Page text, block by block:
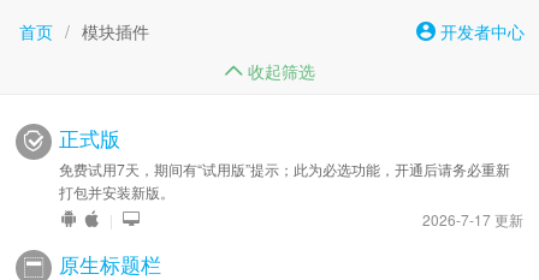
首页 / 模块插件
开发者中心
收起筛选
正式版
免费试用7天，期间有“试用版”提示；此为必选功能，开通后请务必重新
打包并安装新版。
|
2026-7-17 更新
原生标题栏